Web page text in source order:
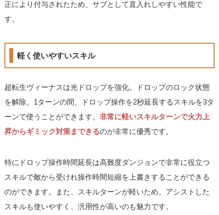
正により付与されたため、サブとして直入れしやすい性能で
す。
軽く使いやすいスキル
超転生ヴィーナスは光ドロップを強化。ドロップのロック状態
を解除。1ターンの間、ドロップ操作を2秒延長するスキルを3タ
ーンで使うことができます。非常に軽いスキルターンで火力上
昇からギミック対策まできるのが非常に優秀です。
特にドロップ操作時間延長は高難度ダンジョンで非常に役立つ
スキルで敵から受けれ操作時間短縮を上書きすることができる
のができます。また、スキルターンが軽いため、アシストした
スキルも使いやすく、汎用性が高いのも魅力です。